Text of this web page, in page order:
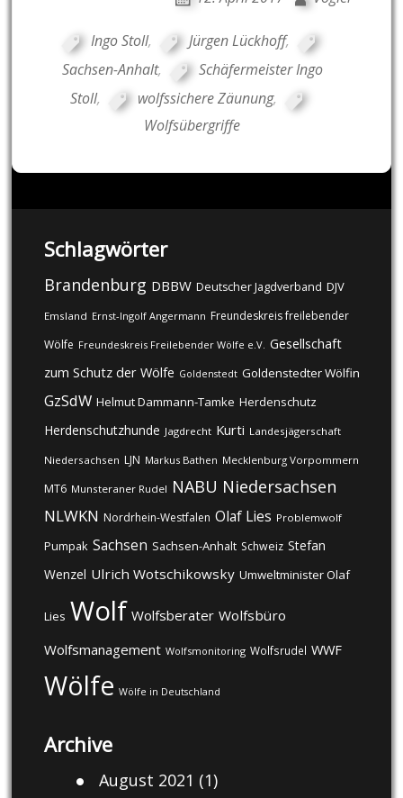
Ingo Stoll, Jürgen Lückhoff,
Sachsen-Anhalt,
Schäfermeister Ingo
Stoll, wolfssichere Zäunung,
Wolfsübergriffe
Schlagwörter
Brandenburg DBBW Deutscher Jagdverband DJV
Emsland Ernst-Ingolf Angermann Freundeskreis freilebender
Wölfe Freundeskreis Freilebender Wölfe e.V. Gesellschaft
zum Schutz der Wölfe Goldenstedt Goldenstedter Wölfin
GzSdW Helmut Dammann-Tamke Herdenschutz
Herdenschutzhunde Jagdrecht Kurti Landesjägerschaft
Niedersachsen LJN Markus Bathen Mecklenburg Vorpommern
MT6 Munsteraner Rudel NABU Niedersachsen
NLWKN Nordrhein-Westfalen Olaf Lies Problemwolf
Pumpak Sachsen Sachsen-Anhalt Schweiz Stefan
Wenzel Ulrich Wotschikowsky Umweltminister Olaf
Lies Wolf Wolfsberater Wolfsbüro
Wolfsmanagement Wolfsmonitoring Wolfsrudel WWF
Wölfe Wölfe in Deutschland
Archive
August 2021 (1)